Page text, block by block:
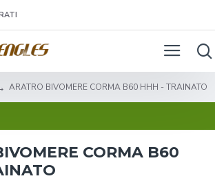
ARATRO BIVOMERE CORMA B60 HHH - TRAINATO
CORMA B60